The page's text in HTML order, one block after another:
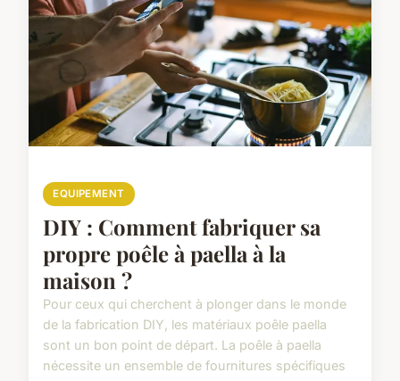
EQUIPEMENT
DIY : Comment fabriquer sa
propre poêle à paella à la
maison ?
Pour ceux qui cherchent à plonger dans le monde
de la fabrication DIY, les matériaux poêle paella
sont un bon point de départ. La poêle à paella
nécessite un ensemble de fournitures spécifiques